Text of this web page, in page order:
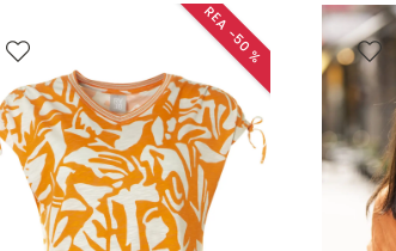
REA −50 %